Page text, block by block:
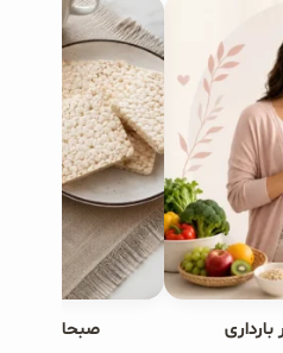
صبحانه های